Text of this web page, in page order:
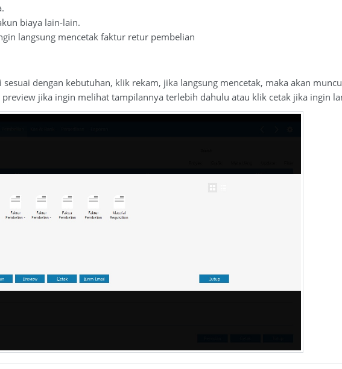
biaya lain-lain.
langsung mencetak faktur retur pembelian
dengan kebutuhan, klik rekam, jika langsung mencetak, maka akan
jika ingin melihat tampilannya terlebih dahulu atau klik cetak jika ingin